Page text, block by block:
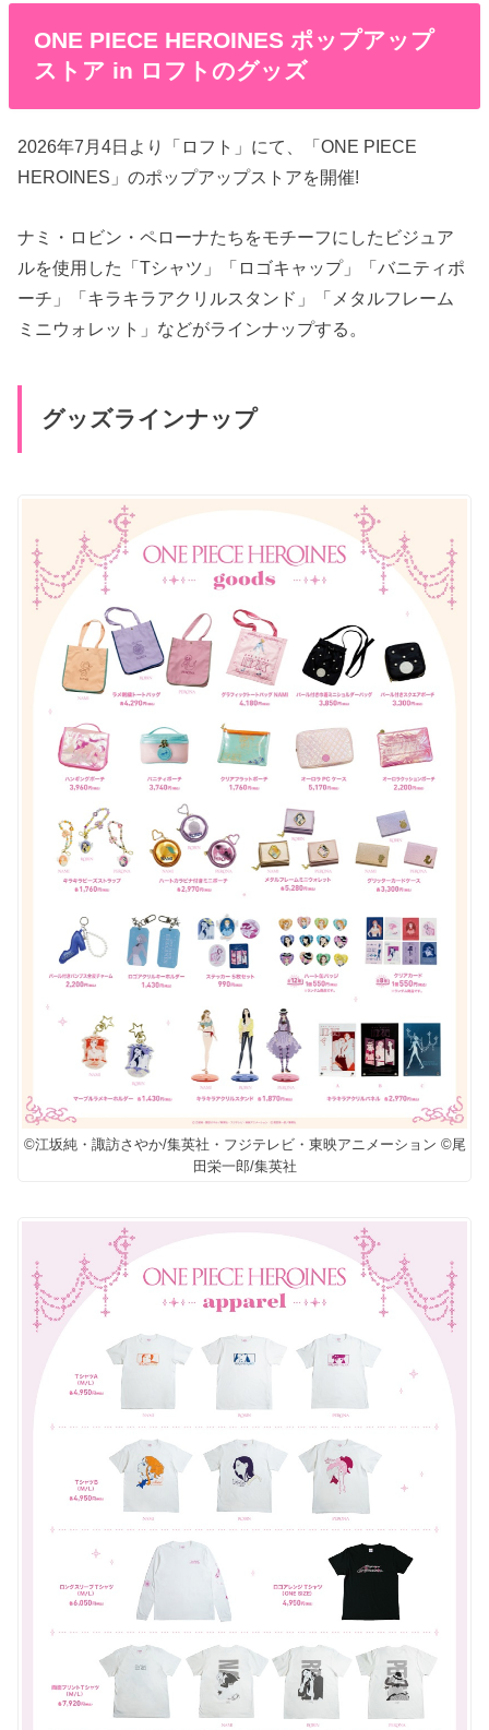
ONE PIECE HEROINES ポップアップ
ストア in ロフトのグッズ
2026年7月4日より「ロフト」にて、「ONE PIECE
HEROINES」のポップアップストアを開催!
ナミ・ロビン・ペローナたちをモチーフにしたビジュア
ルを使用した「Tシャツ」「ロゴキャップ」「バニティポ
ーチ」「キラキラアクリルスタンド」「メタルフレーム
ミニウォレット」などがラインナップする。
グッズラインナップ
©江坂純・諏訪さやか/集英社・フジテレビ・東映アニメーション ©尾
田栄一郎/集英社